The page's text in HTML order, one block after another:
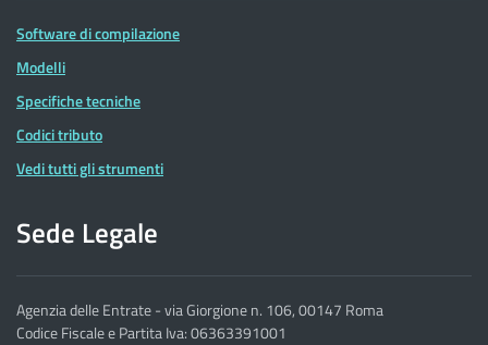
Software di compilazione
Modelli
Specifiche tecniche
Codici tributo
Vedi tutti gli strumenti
Sede Legale
Agenzia delle Entrate - via Giorgione n. 106, 00147 Roma
Codice Fiscale e Partita Iva: 06363391001